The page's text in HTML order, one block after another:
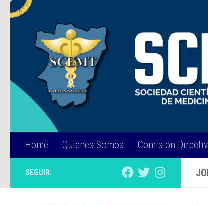
Skip to content
Home Quiénes Somos Comisión
SEGUIR: